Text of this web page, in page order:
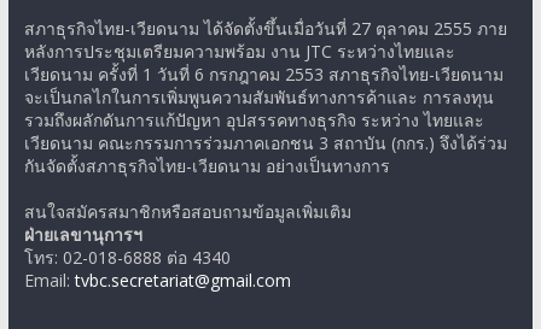
สภาธุรกิจไทย-เวียดนาม ได้จัดตั้งขึ้นเมื่อวันที่ 27 ตุลาคม 2555 ภาย
หลังการประชุมเตรียมความพร้อม งาน JTC ระหว่างไทยและ
เวียดนาม ครั้งที่ 1 วันที่ 6 กรกฎาคม 2553 สภาธุรกิจไทย-เวียดนาม
จะเป็นกลไกในการเพิ่มพูนความสัมพันธ์ทางการค้าและ การลงทุน
รวมถึงผลักดันการแก้ปัญหา อุปสรรคทางธุรกิจ ระหว่าง ไทยและ
เวียดนาม คณะกรรมการร่วมภาคเอกชน 3 สถาบัน (กกร.) จึงได้ร่วม
กันจัดตั้งสภาธุรกิจไทย-เวียดนาม อย่างเป็นทางการ
สนใจสมัครสมาชิกหรือสอบถามข้อมูลเพิ่มเติม
ฝ่ายเลขานุการฯ
โทร: 02-018-6888 ต่อ 4340
Email:tvbc.secretariat@gmail.com